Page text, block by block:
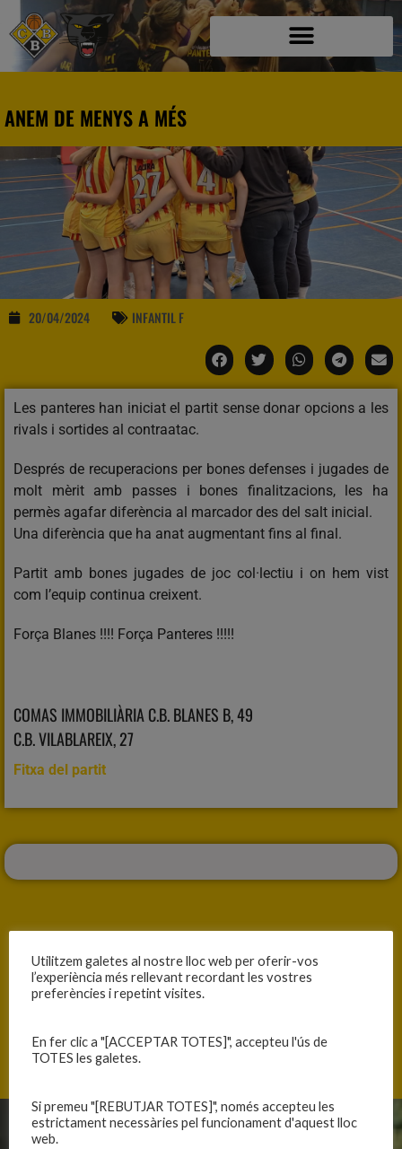
ANEM DE MENYS A MÉS
20/04/2024 INFANTIL F
Les panteres han iniciat el partit sense donar opcions a les
rivals i sortides al contraatac.
Després de recuperacions per bones defenses i jugades de
molt mèrit amb passes i bones finalitzacions, les ha
permès agafar diferència al marcador des del salt inicial.
Una diferència que ha anat augmentant fins al final.
Partit amb bones jugades de joc col·lectiu i on hem vist
com l’equip continua creixent.
Força Blanes !!!! Força Panteres !!!!!
COMAS IMMOBILIÀRIA C.B. BLANES B, 49
C.B. VILABLAREIX, 27
Fitxa del partit
ANTERIOR
GRAN FINAL
CLUB
Utilitzem galetes al nostre lloc web per oferir-vos
l’experiència més rellevant recordant les vostres
preferències i repetint visites.
En fer clic a "[ACCEPTAR TOTES]", accepteu l'ús de
TOTES les galetes.
Si premeu "[REBUTJAR TOTES]", només accepteu les
estrictament necessàries pel funcionament d'aquest lloc
web.